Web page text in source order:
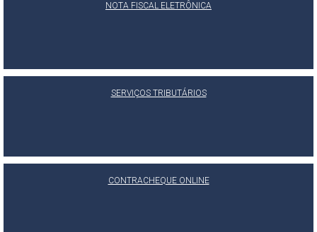
NOTA FISCAL ELETRÔNICA
SERVIÇOS TRIBUTÁRIOS
CONTRACHEQUE ONLINE